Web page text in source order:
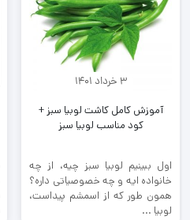
3 خرداد 1401
آموزش کامل کاشت لوبیا سبز +
کود مناسب لوبیا سبز
اول ببینیم لوبیا سبز چیه، از چه
خانواده ایه و چه خصوصیاتی داره؟
همون طور که از اسمشم پیداست،
لوبیا ...